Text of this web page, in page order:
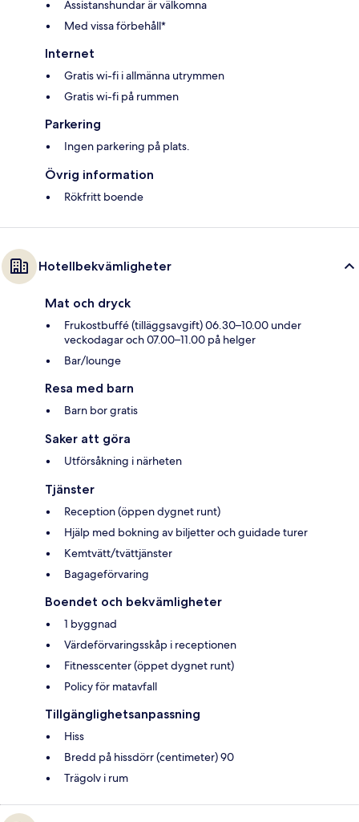
Assistanshundar är välkomna
Med vissa förbehåll*
Internet
Gratis wi-fi i allmänna utrymmen
Gratis wi-fi på rummen
Parkering
Ingen parkering på plats.
Övrig information
Rökfritt boende
Hotellbekvämligheter
Mat och dryck
Frukostbuffé (tilläggsavgift) 06.30–10.00 under
veckodagar och 07.00–11.00 på helger
Bar/lounge
Resa med barn
Barn bor gratis
Saker att göra
Utförsåkning i närheten
Tjänster
Reception (öppen dygnet runt)
Hjälp med bokning av biljetter och guidade turer
Kemtvätt/tvättjänster
Bagageförvaring
Boendet och bekvämligheter
1 byggnad
Värdeförvaringsskåp i receptionen
Fitnesscenter (öppet dygnet runt)
Policy för matavfall
Tillgänglighetsanpassning
Hiss
Bredd på hissdörr (centimeter) 90
Trägolv i rum